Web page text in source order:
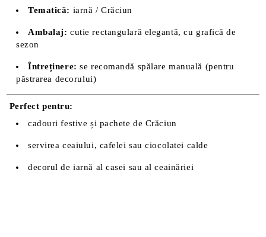
Tematică: iarnă / Crăciun
Ambalaj: cutie rectangulară elegantă, cu grafică de
sezon
Întreținere: se recomandă spălare manuală (pentru
păstrarea decorului)
Perfect pentru:
cadouri festive și pachete de Crăciun
servirea ceaiului, cafelei sau ciocolatei calde
decorul de iarnă al casei sau al ceainăriei